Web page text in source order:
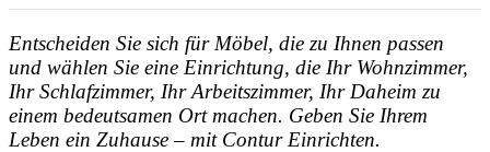
Entscheiden Sie sich für Möbel, die zu Ihnen passen
und wählen Sie eine Einrichtung, die Ihr Wohnzimmer,
Ihr Schlafzimmer, Ihr Arbeitszimmer, Ihr Daheim zu
einem bedeutsamen Ort machen. Geben Sie Ihrem
Leben ein Zuhause – mit Contur Einrichten.